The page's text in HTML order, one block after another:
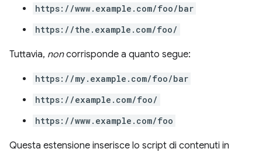
https://www.example.com/foo/bar
https://the.example.com/foo/
Tuttavia, noncorrisponde a quanto segue:
https://my.example.com/foo/bar
https://example.com/foo/
https://www.example.com/foo
Questa estensione inserisce lo script di contenuti in